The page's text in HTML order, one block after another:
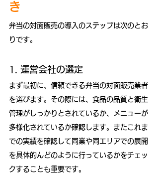
き
弁当の対面販売の導入のステップは次のとお
りです。
1. 運営会社の選定
まず最初に、信頼できる弁当の対面販売業者
を選びます。その際には、食品の品質と衛生
管理がしっかりとされているか、メニューが
多様化されているか確認します。またこれま
での実績を確認して同業や同エリアでの展開
を具体的んどのように行っているかをチェッ
クすることも重要です。